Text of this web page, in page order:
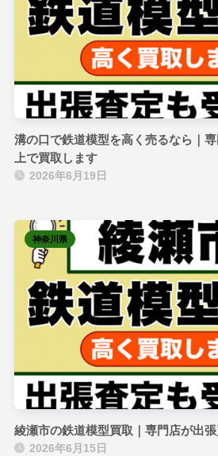
溝の口で鉄道模型を高く売るなら｜
上で買取します
2026年6月19日
綾瀬市の鉄道模型買取｜専門店が出
2026年6月15日
神奈川県